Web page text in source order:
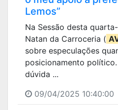
Lemos”
Na Sessão desta
Natan da Carroceria (
sobre especulações
posicionamento político.
dúvida ...
09/04/2025 10:40:00